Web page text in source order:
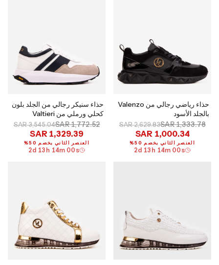
حذاء رياضي رجالي من Valenzo
بالجلد الأسود
SAR 1,333.78
SAR 2,629.83
SAR 1,000.34
العنصر الثاني بخصم 50%
2d 13 h 13m 59 s
حذاء سنيكر رجالي من الجلد بلون
كحلي ورملي من Valtieri
SAR 1,772.52
SAR 3,545.04
SAR 1,329.39
العنصر الثاني بخصم 50%
2d 13 h 13m 59 s